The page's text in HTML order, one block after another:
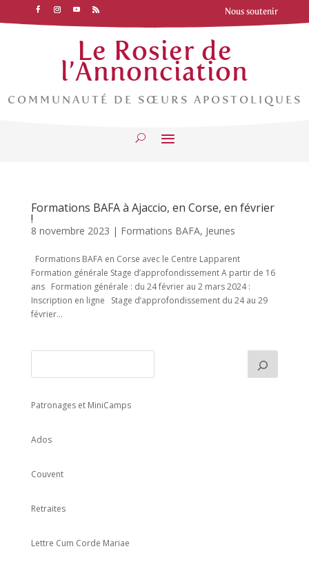
Nous soutenir
Le Rosier de
l’Annonciation
COMMUNAUTÉ DE SŒURS APOSTOLIQUES
Formations BAFA à Ajaccio, en Corse, en février
!
8 novembre 2023 | Formations BAFA, Jeunes
Formations BAFA en Corse avec le Centre Lapparent
Formation générale Stage d’approfondissement A partir de 16
ans Formation générale : du 24 février au 2 mars 2024 :
Inscription en ligne Stage d’approfondissement du 24 au 29
février...
Patronages et MiniCamps
Ados
Couvent
Retraites
Lettre Cum Corde Mariae